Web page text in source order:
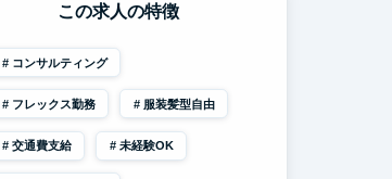
この求人の特徴
コンサルティング
フレックス勤務 服装髪型自由
交通費支給 未経験OK